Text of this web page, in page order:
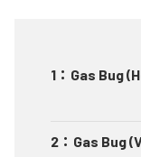
1 ： Gas Bug
2 ： Gas Bug